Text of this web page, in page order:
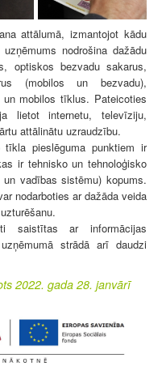
attālumā, izmantojot kādu
nodrošina dažādu
optiskos bezvadu sakarus,
(mobilos un bezvadu),
mobilos tīklus. Pateicoties
lietot internetu, televīziju,
attālinātu uzraudzību.
tīkla pieslēguma punktiem ir
ir tehnisko un tehnoloģisko
vadības sistēmu) kopums.
nodarboties ar dažāda veida
saistītas ar informācijas
strādā arī daudzi
2022. gada 28. janvārī